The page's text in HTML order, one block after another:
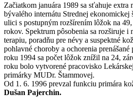
Začiatkom januára 1989 sa sťahuje extra
bývalého internátu Strednej
ulici s postupným rozšírením lôžok na
rokov. Spektrum pôsobenia sa rozširuje
terapiu, poradňu pre névy a suspektné
pohlavné choroby a ochorenia
roku 1994 sa počet lôžok znížil na 24,
roku bolo vytvorené pracovisko
primárky MUDr. Štammovej.
Od 1. 6. 1996 prevzal funkciu primára
Dušan Pajerchin.